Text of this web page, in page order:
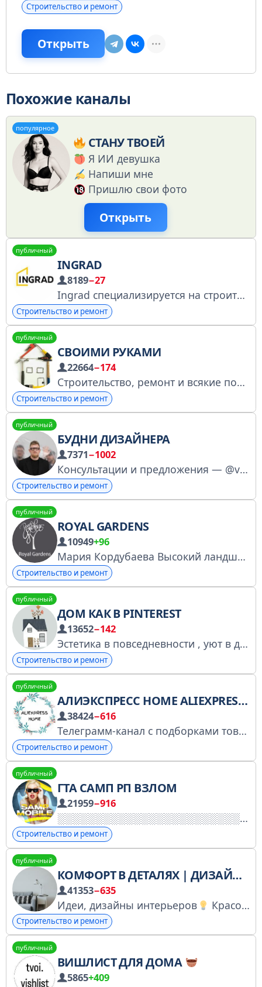
Строительство и ремонт
Открыть
Похожие каналы
популярное
СТАНУ ТВОЕЙ
Я ИИ девушка
Напиши мне
Пришлю свои фото
Открыть
публичный
INGRAD
8189−27
Ingrad специализируется на строительстве жилых кварталов в Московском регионе. В 2024 году компания Sminex @sminex_developer приобрела Ingrad. Сайт: https://www.ingrad.ru/?utm_source=tg&utm_medium=cpc&utm_campaign=main Связь: @pr_sminex
Строительство и ремонт
публичный
СВОИМИ РУКАМИ
22664−174
Строительство, ремонт и всякие полезности своими рукам. По всем вопросам обращаться @elenafesenko ry-9162945780904813705
Строительство и ремонт
публичный
БУДНИ ДИЗАЙНЕРА
7371−1002
Консультации и предложения — @valtaexpert Проектное бюро, создающее архитектурные решения, жилые и коммерческие интерьеры. Сергей Оскорбин
Строительство и ремонт
публичный
ROYAL GARDENS
10949+96
Мария Кордубаева Высокий ландшафтный дизайн 14 лет
Строительство и ремонт
публичный
ДОМ КАК В PINTEREST
13652−142
Эстетика в повседневности , уют в деталях Стильные штучки со ссылками РКН https://gosuslugi.ru/snet/686ce817f794ae55540b665b По всем вопросам - @Zv_Nat Менеджер - @developer7_tg
Строительство и ремонт
публичный
АЛИЭКСПРЕСС HOME ALIEXPRESS
38424−616
Телеграмм-канал с подборками товаров для дома по выгодным ценам с маркетплейсов. Рекомендации WB (Wildberries) и OZON. Сотрудничество @KuPetro № регистрации в РНК: 4901879186
Строительство и ремонт
публичный
ГТА САМП РП ВЗЛОМ
21959−916
Строительство и ремонт
публичный
КОМФОРТ В ДЕТАЛЯХ | ДИЗАЙН • РЕМОНТ • ИНТЕРЬЕР
41353−635
Идеи, дизайны интерьеров Красота своими руками
Строительство и ремонт
публичный
ВИШЛИСТ ДЛЯ ДОМА
5865+409